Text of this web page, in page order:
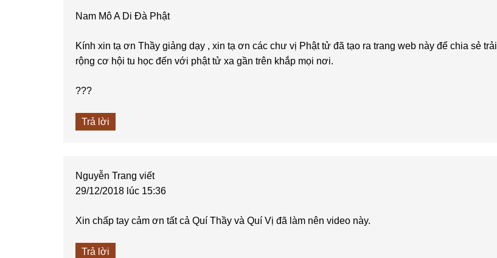
Nam Mô A Di Đà Phật
Kính xin tạ ơn Thầy giảng dạy , xin tạ ơn các chư vị Phật tử đã tạo ra trang web này để chia sẻ trải
rộng cơ hội tu học đến với phật tử xa gần trên khắp mọi nơi.
???
Trả lời
Nguyễn Trang viết
29/12/2018 lúc 15:36
Xin chấp tay cảm ơn tất cả Quí Thầy và Quí Vị đã làm nên video này.
Trả lời